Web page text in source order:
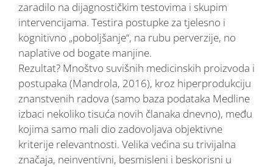
zaradilo na dijagnostičkim testovima i skupim
intervencijama. Testira postupke za tjelesno i
kognitivno „poboljšanje“, na rubu perverzije, no
naplative od bogate manjine.
Rezultat? Mnoštvo suvišnih medicinskih proizvoda i
postupaka (Mandrola, 2016), kroz hiperprodukciju
znanstvenih radova (samo baza podataka Medline
izbaci nekoliko tisuća novih članaka dnevno), među
kojima samo mali dio zadovoljava objektivne
kriterije relevantnosti. Velika većina su trivijalna
značaja, neinventivni, besmisleni i beskorisni u